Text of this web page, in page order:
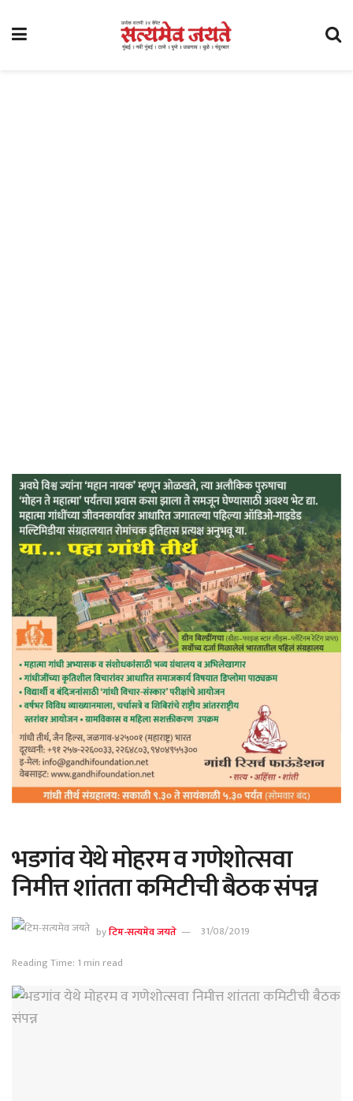
भडगांव येथे मोहरम व गणेशोत्सवा
निमीत्त शांतता कमिटीची बैठक संपन्न
byटिम-सत्यमेव जयते
31/08/2019
Reading Time: 1 min read